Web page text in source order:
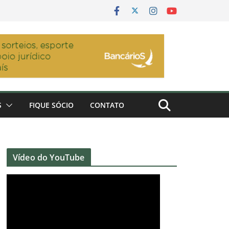
FIQUE SÓCIO CONTATO
Vídeo do YouTube